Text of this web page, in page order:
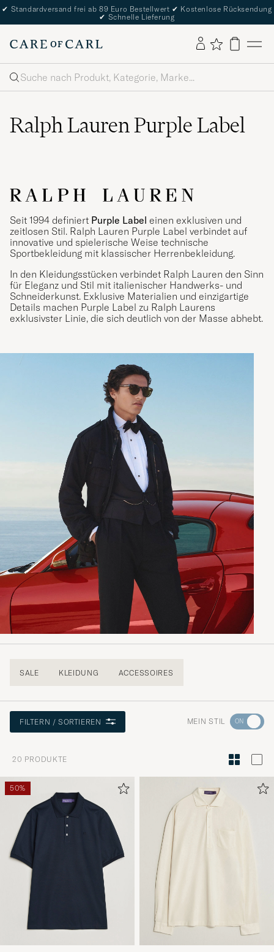
✔ Standardversand frei ab 89 Euro Bestellwert ✔ Kostenlose Rücksendung
✔ Schnelle Lieferung
Suche
Ralph Lauren Purple Label
Seit 1994 definiert Purple Label einen exklusiven und
zeitlosen Stil. Ralph Lauren Purple Label verbindet auf
innovative und spielerische Weise technische
Sportbekleidung mit klassischer Herrenbekleidung.
In den Kleidungsstücken verbindet Ralph Lauren den Sinn
für Eleganz und Stil mit italienischer Handwerks- und
Schneiderkunst. Exklusive Materialien und einzigartige
Details machen Purple Label zu Ralph Laurens
exklusivster Linie, die sich deutlich von der Masse abhebt.
SALE KLEIDUNG ACCESSOIRES
FILTERN / SORTIEREN MEIN STIL Wechseln
zur
"Mein
Sie
eine
20 PRODUKTE
50%